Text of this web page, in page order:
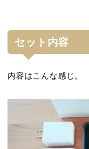
セット内容
内容はこんな感じ。